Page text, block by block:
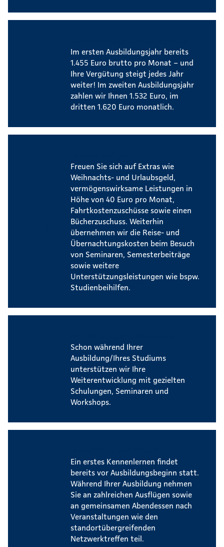
Im ersten Ausbildungsjahr bereits
1.455 Euro brutto pro Monat – und
Ihre Vergütung steigt jedes Jahr
weiter! Im zweiten Ausbildungsjahr
zahlen wir Ihnen 1.532 Euro, im
dritten 1.620 Euro monatlich.
Freuen Sie sich auf Extras wie
Weihnachts- und Urlaubsgeld,
vermögenswirksame Leistungen in
Höhe von 40 Euro pro Monat,
Fahrtkostenzuschüsse sowie einen
Bücherzuschuss. Weiterhin
übernehmen wir die Reise- und
Übernachtungskosten beim Besuch
von Seminaren, Semesterbeiträge
sowie weitere
Unterstützungsleistungen wie bspw.
Studienbeihilfen.
Schon während Ihrer
Ausbildung/Ihres Studiums
unterstützen wir Ihre
Weiterentwicklung mit gezielten
Schulungen, Seminaren und
Workshops.
Ein erstes Kennenlernen findet
bereits vor Ausbildungsbeginn statt.
Während Ihrer Ausbildung nehmen
Sie an zahlreichen Ausflügen sowie
an gemeinsamen Abendessen nach
Veranstaltungen wie den
standortübergreifenden
Netzwerktreffen teil.